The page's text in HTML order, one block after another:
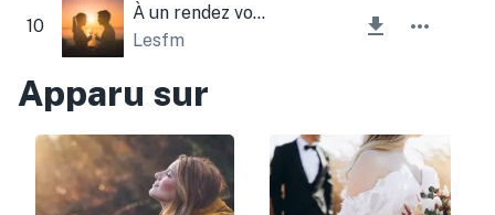
10
À un rendez vous
Lesfm
Apparu sur